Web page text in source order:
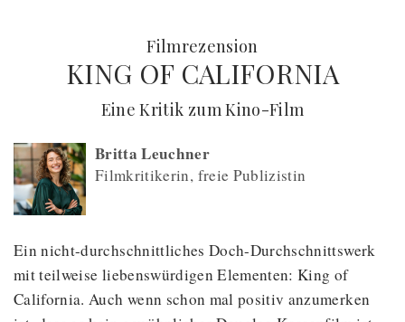
Filmrezension
KING OF CALIFORNIA
(
Eine Kritik zum Kino-Film
Britta Leuchner
Filmkritikerin, freie Publizistin
Ein nicht-durchschnittliches Doch-Durchschnittswerk
mit teilweise liebenswürdigen Elementen: King of
California. Auch wenn schon mal positiv anzumerken